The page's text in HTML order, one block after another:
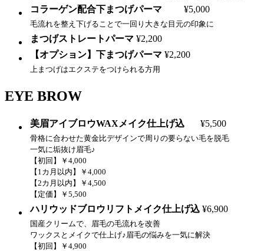
コラーゲン配合下まつげパーマ ¥5,000
毛流れを整え下げることで一回り大きな目元の印象に
まつげストレートパーマ ¥2,200
【オプション】下まつげパーマ ¥2,200
上まつげはエクステをつけられる方用
EYE BROW
美眉アイブロウWAXメイク仕上げ込 ¥5,500
骨格に合わせた黄金比デザインで周りの要らない毛を脱毛
一気に垢抜け眉毛♪
【初回】￥4,000
【1カ月以内】￥4,000
【2カ月以内】￥4,500
【定価】￥5,500
ハリウッドブロウリフトメイク仕上げ込 ¥6,900
国産クリームで、眉毛の毛流れを改善
ワックスとメイクで仕上げ♪眉毛の悩みを一気に解決
【初回】￥4,900